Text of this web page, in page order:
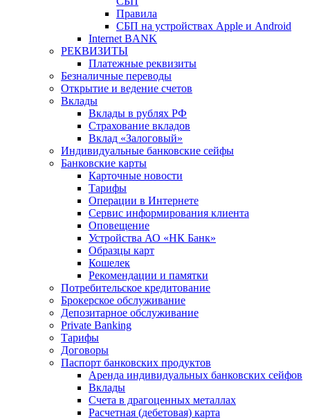
Правила
СБП на устройствах Apple и Android
Internet BANK
РЕКВИЗИТЫ
Платежные реквизиты
Безналичные переводы
Открытие и ведение счетов
Вклады
Вклады в рублях РФ
Страхование вкладов
Вклад «Залоговый»
Индивидуальные банковские сейфы
Банковские карты
Карточные новости
Тарифы
Операции в Интернете
Сервис информирования клиента
Оповещение
Устройства АО «НК Банк»
Образцы карт
Кошелек
Рекомендации и памятки
Потребительское кредитование
Брокерское обслуживание
Депозитарное обслуживание
Private Banking
Тарифы
Договоры
Паспорт банковских продуктов
Аренда индивидуальных банковских сейфов
Вклады
Счета в драгоценных металлах
Расчетная (дебетовая) карта